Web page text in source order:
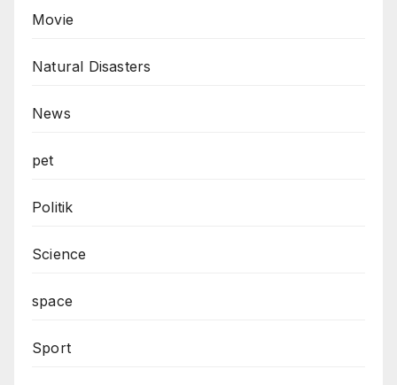
Movie
Natural Disasters
News
pet
Politik
Science
space
Sport